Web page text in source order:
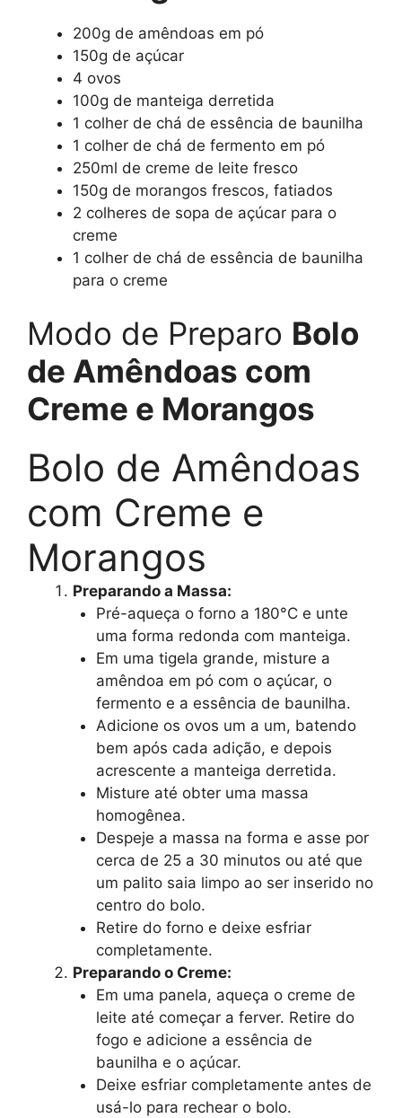
200g de amêndoas em pó
150g de açúcar
4 ovos
100g de manteiga derretida
1 colher de chá de essência de baunilha
1 colher de chá de fermento em pó
250ml de creme de leite fresco
150g de morangos frescos, fatiados
2 colheres de sopa de açúcar para o
creme
1 colher de chá de essência de baunilha
para o creme
Modo de Preparo Bolo
de Amêndoas com
Creme e Morangos
Bolo de Amêndoas
com Creme e
Morangos
Preparando a Massa:
Pré-aqueça o forno a 180°C e unte
uma forma redonda com manteiga.
Em uma tigela grande, misture a
amêndoa em pó com o açúcar, o
fermento e a essência de baunilha.
Adicione os ovos um a um, batendo
bem após cada adição, e depois
acrescente a manteiga derretida.
Misture até obter uma massa
homogênea.
Despeje a massa na forma e asse por
cerca de 25 a 30 minutos ou até que
um palito saia limpo ao ser inserido no
centro do bolo.
Retire do forno e deixe esfriar
completamente.
Preparando o Creme:
Em uma panela, aqueça o creme de
leite até começar a ferver. Retire do
fogo e adicione a essência de
baunilha e o açúcar.
Deixe esfriar completamente antes de
usá-lo para rechear o bolo.